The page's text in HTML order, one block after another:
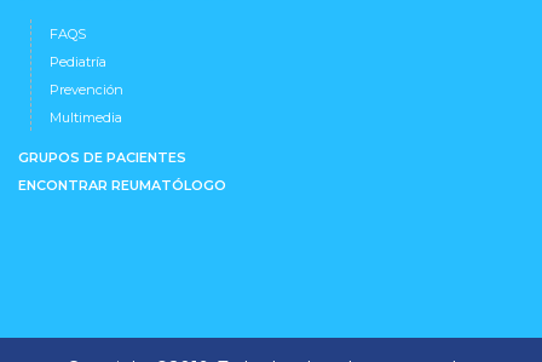
FAQS
Pediatría
Prevención
Multimedia
GRUPOS DE PACIENTES
ENCONTRAR REUMATÓLOGO